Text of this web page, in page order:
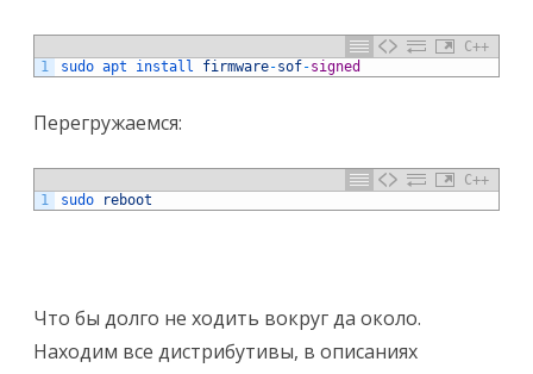
C++
1
sudo apt install firmware-sof-signed
Перегружаемся:
C++
1
sudo reboot
Что бы долго не ходить вокруг да около.
Находим все дистрибутивы, в описаниях